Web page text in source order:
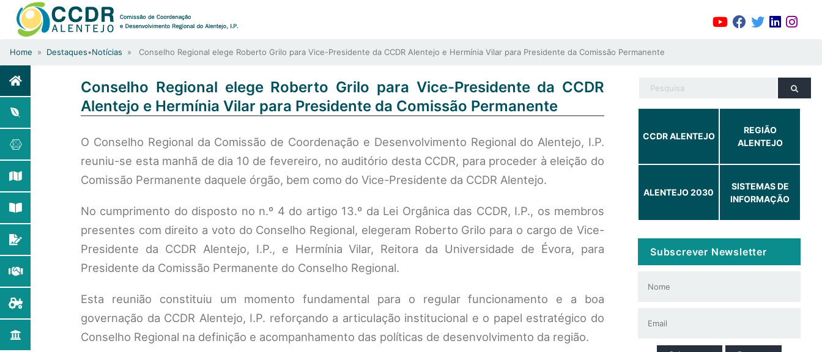
Home » Destaques•Notícias » Conselho Regional elege Roberto Grilo para Vice-Presidente da CCDR Alentejo e Hermínia Vilar para Presidente da Comissão Permanente
Conselho Regional elege Roberto Grilo para Vice-Presidente da CCDR
Alentejo e Hermínia Vilar para Presidente da Comissão Permanente
O Conselho Regional da Comissão de Coordenação e Desenvolvimento Regional do Alentejo, I.P.
reuniu-se esta manhã de dia 10 de fevereiro, no auditório desta CCDR, para proceder à eleição do
Comissão Permanente daquele órgão, bem como do Vice-Presidente da CCDR Alentejo.
No cumprimento do disposto no n.º 4 do artigo 13.º da Lei Orgânica das CCDR, I.P., os membros
presentes com direito a voto do Conselho Regional, elegeram Roberto Grilo para o cargo de Vice-
Presidente da CCDR Alentejo, I.P., e Hermínia Vilar, Reitora da Universidade de Évora, para
Presidente da Comissão Permanente do Conselho Regional.
Esta reunião constituiu um momento fundamental para o regular funcionamento e a boa
governação da CCDR Alentejo, I.P. reforçando a articulação institucional e o papel estratégico do
Conselho Regional na definição e acompanhamento das políticas de desenvolvimento da região.
CCDR ALENTEJO
REGIÃO
ALENTEJO
ALENTEJO 2030
SISTEMAS DE
INFORMAÇÃO
Subscrever Newsletter